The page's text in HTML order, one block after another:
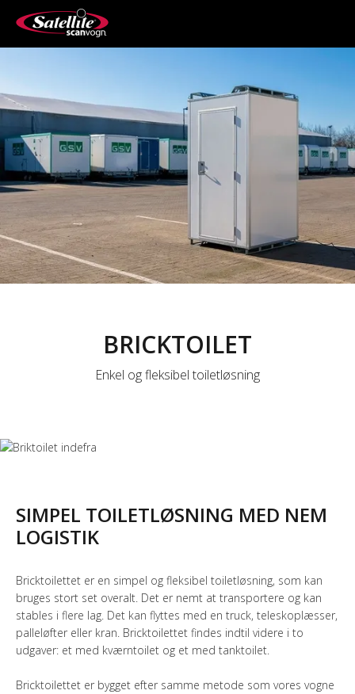
BRICKTOILET
Enkel og fleksibel toiletløsning
SIMPEL TOILETLØSNING MED NEM
LOGISTIK
Bricktoilettet er en simpel og fleksibel toiletløsning, som kan
bruges stort set overalt. Det er nemt at transportere og kan
stables i flere lag. Det kan flyttes med en truck, teleskoplæsser,
palleløfter eller kran. Bricktoilettet findes indtil videre i to
udgaver: et med kværntoilet og et med tanktoilet.
Bricktoilettet er bygget efter samme metode som vores vogne